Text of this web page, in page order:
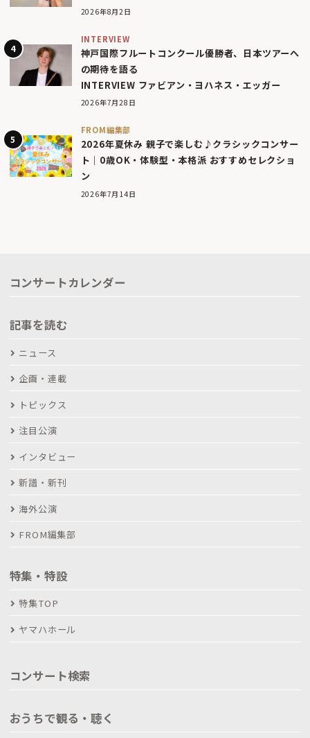
2026年8月2日
INTERVIEW
神戸国際フルートコンクール優勝者、日本ツアーへ
の期待を語る
INTERVIEW ファビアン・ヨハネス・エッガー
2026年7月28日
FROM編集部
2026年夏休み 親子で楽しむ♪クラシックコンサー
ト｜0歳OK・体験型・本格派 おすすめセレクショ
ン
2026年7月14日
コンサートカレンダー
記事を読む
ニュース
企画・連載
トピックス
注目公演
インタビュー
新譜・新刊
海外公演
FROM編集部
特集・特設
特集TOP
ヤマハホール
コンサート検索
おうちで観る・聴く